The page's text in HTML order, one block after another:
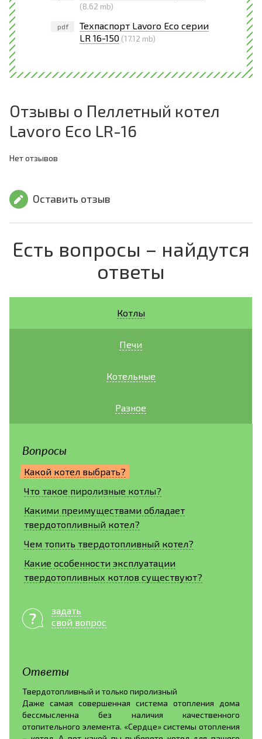
(8.62 mb)
pdf
Техпаспорт Lavoro Eco серии
LR 16-150 (17.12 mb)
Отзывы о Пеллетный котел
Lavoro Eco LR-16
Нет отзывов
Оставить отзыв
Есть вопросы – найдутся
ответы
Котлы
Печи
Котельные
Разное
Вопросы
Какой котел выбрать?
Что такое пиролизные котлы?
Какими преимуществами обладает
твердотопливный котел?
Чем топить твердотопливный котел?
Какие особенности эксплуатации
твердотопливных котлов существуют?
задать
свой вопрос
Ответы
Твердотопливный и только пиролизный
Даже самая совершенная система отопления дома
бессмысленна без наличия качественного
отопительного элемента. «Сердце» системы отопления